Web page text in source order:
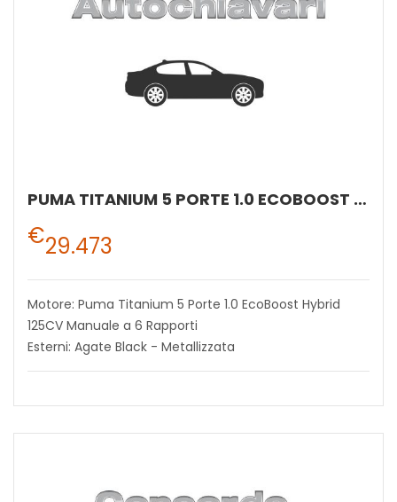
PUMA TITANIUM 5 PORTE 1.0 ECOBOOST HYBRID 125CV MANUALE A 6 RAPPORTI
€29.473
Motore: Puma Titanium 5 Porte 1.0 EcoBoost Hybrid
125CV Manuale a 6 Rapporti
Esterni: Agate Black - Metallizzata